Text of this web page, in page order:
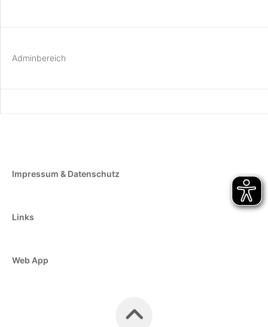
Adminbereich
Impressum & Datenschutz
Links
Web App